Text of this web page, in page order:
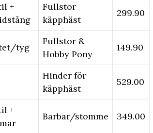
+
Fullstor
käpphäst
299.90
tyg
Fullstor &
Hobby Pony
149.90
Hinder för
käpphäst
529.00
+
Barbar/stomme 349.00